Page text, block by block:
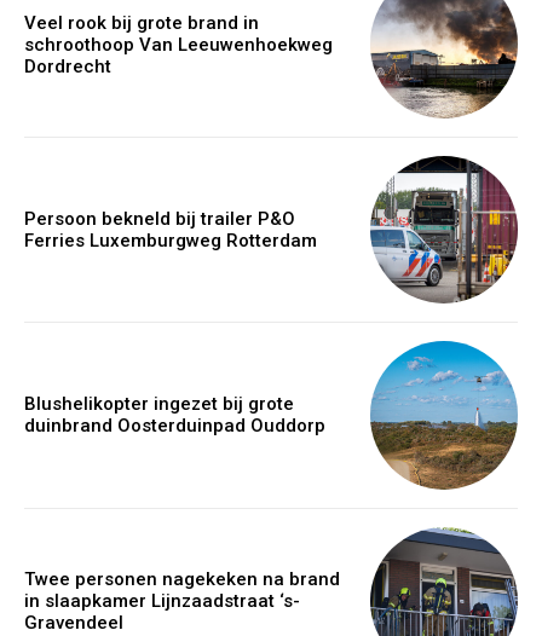
Veel rook bij grote brand in
schroothoop Van Leeuwenhoekweg
Dordrecht
Persoon bekneld bij trailer P&O
Ferries Luxemburgweg Rotterdam
Blushelikopter ingezet bij grote
duinbrand Oosterduinpad Ouddorp
Twee personen nagekeken na brand
in slaapkamer Lijnzaadstraat ‘s-
Gravendeel